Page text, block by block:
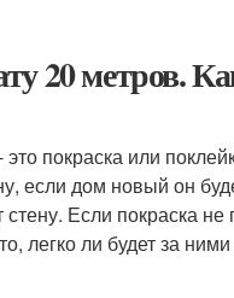
20 метров.
покраска или
если дом новый он
Если покраска
легко ли будет за